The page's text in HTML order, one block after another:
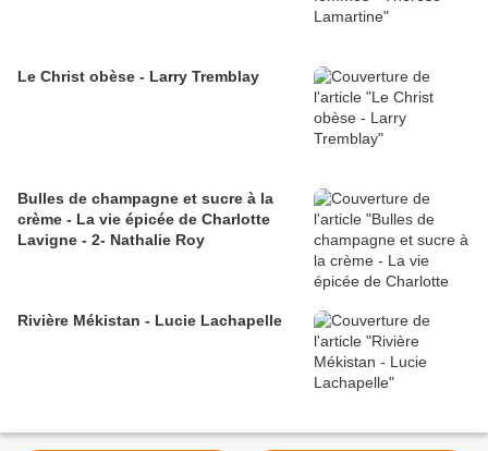
Le Christ obèse - Larry Tremblay
Bulles de champagne et sucre à la
crème - La vie épicée de Charlotte
Lavigne - 2- Nathalie Roy
Rivière Mékistan - Lucie Lachapelle